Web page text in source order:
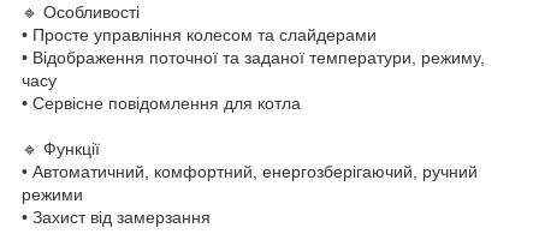
🔹 Особливості
• Просте управління колесом та слайдерами
• Відображення поточної та заданої температури, режиму,
часу
• Сервісне повідомлення для котла
🔹 Функції
• Автоматичний, комфортний, енергозберігаючий, ручний
режими
• Захист від замерзання